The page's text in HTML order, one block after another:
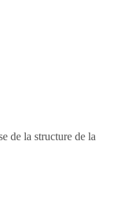
de la structure de la